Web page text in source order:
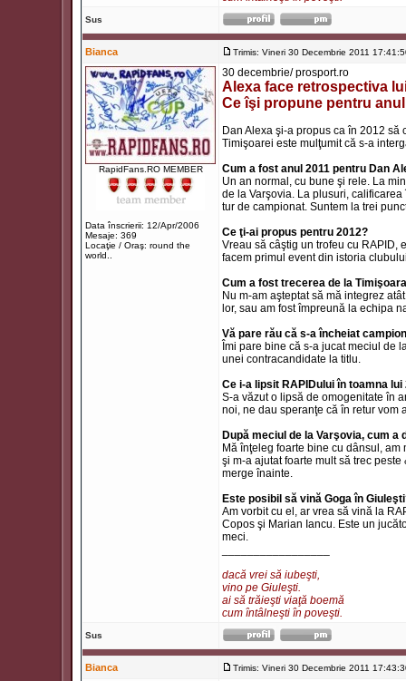
Sus
Bianca Trimis: Vineri 30 Decembrie 2011
RapidFans.RO MEMBER
Data înscrierii: 12/Apr/2006
Mesaje: 369
Locaţie / Oraş: round the
world..
30 decembrie/ prosport.ro
Alexa face retrospectiva
Ce îşi propune pentru
Dan Alexa şi-a propus ca în 2012
Timişoarei este mulţumit că s-a
Cum a fost anul 2011 pentru Dan
Un an normal, cu bune şi rele. La
de la Varşovia. La plusuri,
tur de campionat. Suntem la trei
Ce ţi-ai propus pentru 2012?
Vreau să câştig un trofeu cu RAPID,
facem primul event din istoria
Cum a fost trecerea de la
Nu m-am aşteptat să mă integrez
lor, sau am fost împreună la echipa
Vă pare rău că s-a încheiat
Îmi pare bine că s-a jucat meciul de
unei contracandidate la titlu.
Ce i-a lipsit RAPIDului în toamna lui
S-a văzut o lipsă de omogenitate în
noi, ne dau speranţe că în retur vom
După meciul de la Varşovia, cum
Mă înţeleg foarte bine cu dânsul,
şi m-a ajutat foarte mult să trec
merge înainte.
Este posibil să vină Goga în
Am vorbit cu el, ar vrea să vină la
Copos şi Marian Iancu. Este un
meci.
dacă vrei să iubeşti,
vino pe Giuleşti.
ai să trăieşti viaţă boemă
cum întâlneşti în poveşti.
Sus
Bianca Trimis: Vineri 30 Decembrie 2011